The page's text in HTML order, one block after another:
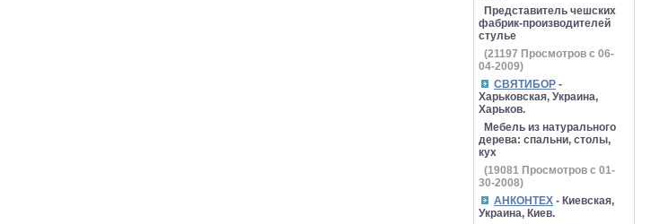
Представитель чешских
фабрик-производителей
стулье
(21197 Просмотров с 06-
04-2009)
СВЯТИБОР -
Харьковская, Украина,
Харьков.
Мебель из натурального
дерева: спальни, столы,
кух
(19081 Просмотров с 01-
30-2008)
АНКОНТЕХ - Киевская,
Украина, Киев.